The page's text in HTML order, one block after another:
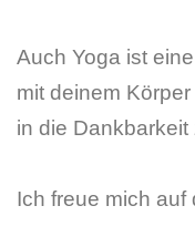
Auch Yoga ist
mit deinem
in die Dankbarkeit
Ich freue mich auf